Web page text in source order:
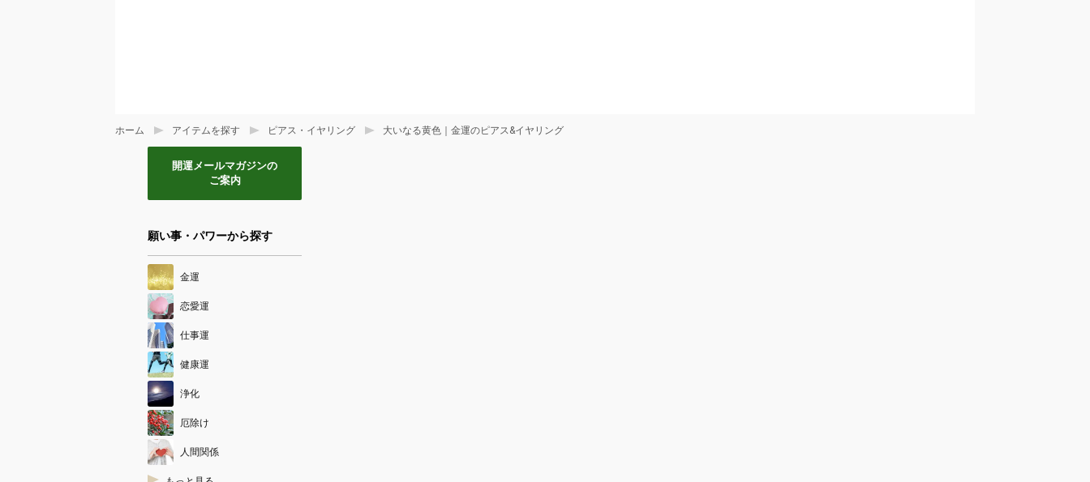
ホーム アイテムを探す ピアス・イヤリング 大いなる黄色｜金運のピアス&イヤリング
開運メールマガジンの
ご案内
願い事・パワーから探す
金運
恋愛運
仕事運
健康運
浄化
厄除け
人間関係